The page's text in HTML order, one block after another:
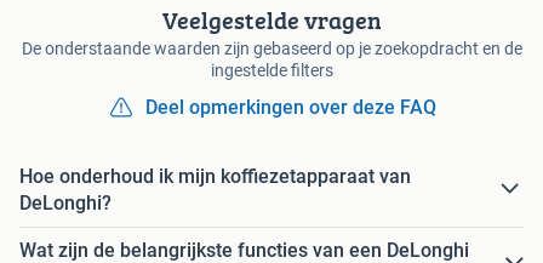
Veelgestelde vragen
De onderstaande waarden zijn gebaseerd op je zoekopdracht en de
ingestelde filters
Deel opmerkingen over deze FAQ
Hoe onderhoud ik mijn koffiezetapparaat van
DeLonghi?
Wat zijn de belangrijkste functies van een DeLonghi